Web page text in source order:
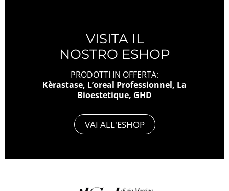
VISITA IL
NOSTRO ESHOP
PRODOTTI IN OFFERTA:
Kèrastase, L’oreal Professionnel, La
Bioestetique, GHD
VAI ALL'ESHOP